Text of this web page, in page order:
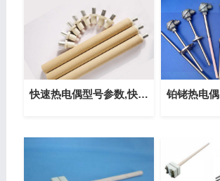
快速热电偶型号参数,快速热电偶厂家价格 铂铑热电偶